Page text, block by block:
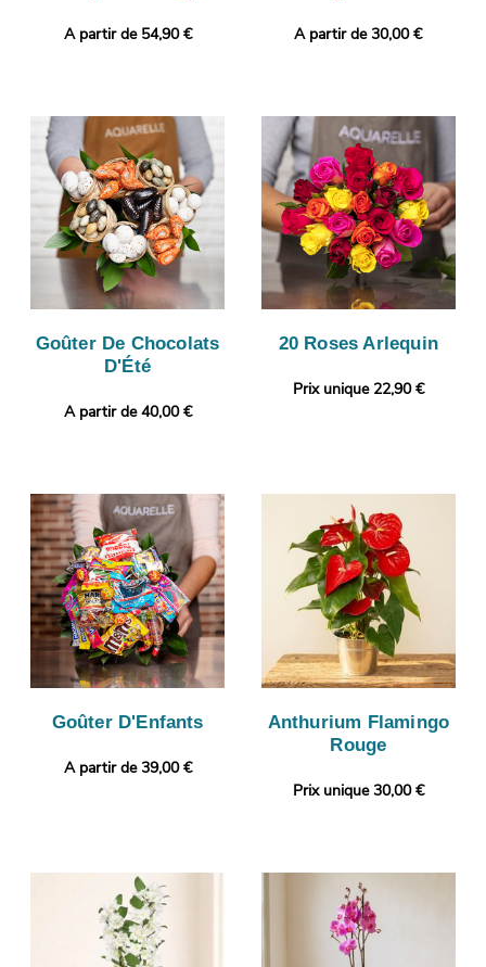
A partir de 54,90 € A partir de 30,00 €
Goûter De Chocolats
D'Été
A partir de 40,00 €
20 Roses Arlequin
Prix unique 22,90 €
Goûter D'Enfants
A partir de 39,00 €
Anthurium Flamingo
Rouge
Prix unique 30,00 €